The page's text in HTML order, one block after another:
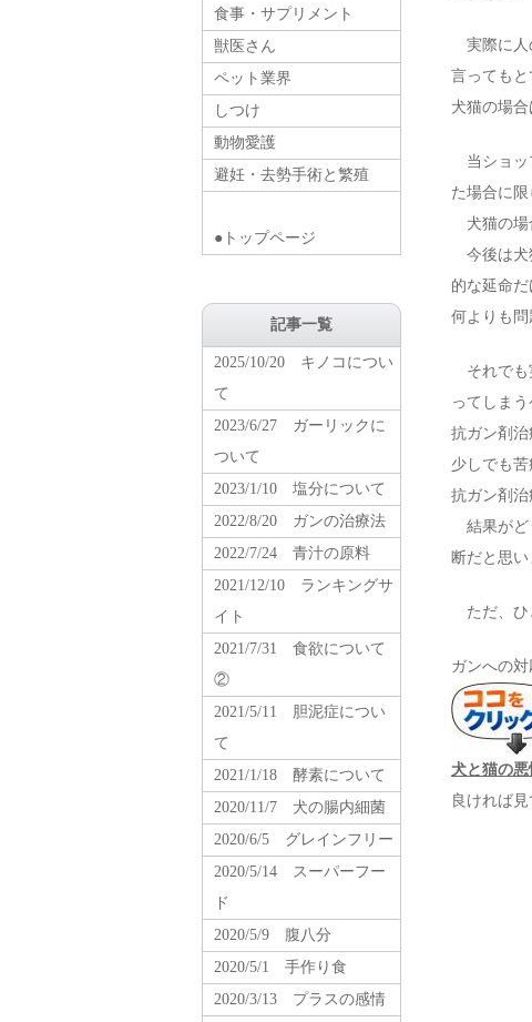
実際に人
言ってもと
犬猫の場
当ショッ
た場合に限
犬猫の場
今後は犬
的な延命だ
何よりも
それでも
ってしまう
抗ガン剤治
少しでも
抗ガン剤治
結果がど
断だと思い
ただ、ひ
ガンへの対
犬と猫の
良ければ見
食事・サプリメント
獣医さん
ペット業界
しつけ
動物愛護
避妊・去勢手術と繁殖
●トップページ
記事一覧
2025/10/20 キノコについ
て
2023/6/27 ガーリックに
ついて
2023/1/10 塩分について
2022/8/20 ガンの治療法
2022/7/24 青汁の原料
2021/12/10 ランキングサ
イト
2021/7/31 食欲について
②
2021/5/11 胆泥症につい
て
2021/1/18 酵素について
2020/11/7 犬の腸内細菌
2020/6/5 グレインフリー
2020/5/14 スーパーフー
ド
2020/5/9 腹八分
2020/5/1 手作り食
2020/3/13 プラスの感情